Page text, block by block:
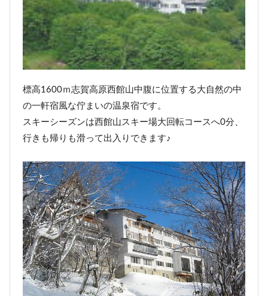
標高1600ｍ志賀高原西館山中腹に位置する大自然の中
の一軒宿風な佇まいの温泉宿です。
スキーシーズンは西館山スキー場大回転コースへ0分、
行きも帰りも滑って出入りできます♪